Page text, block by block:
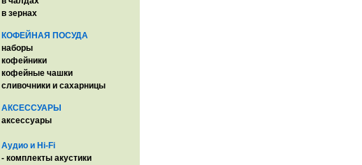
в зернах
КОФЕЙНАЯ ПОСУДА
наборы
кофейники
кофейные чашки
сливочники и сахарницы
АКСЕССУАРЫ
аксессуары
Аудио и Hi-Fi
- комплекты акустики